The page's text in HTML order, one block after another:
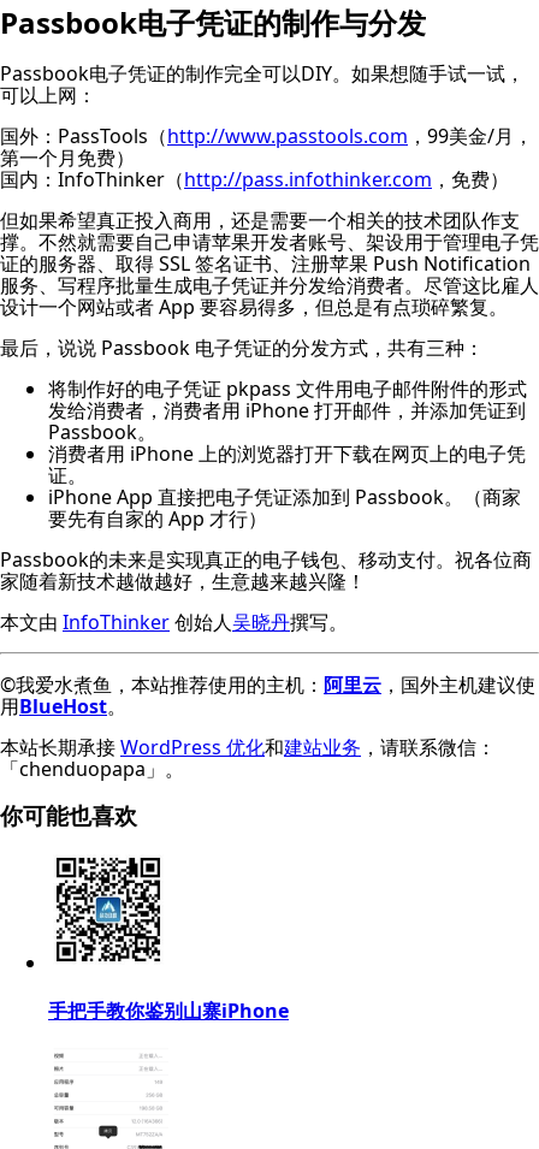
Passbook电子凭证的制作与分发
Passbook电子凭证的制作完全可以DIY。如果想随手试一试，
可以上网：
国外：PassTools（http://www.passtools.com ，99美金/月，
第一个月免费）
国内：InfoThinker（http://pass.infothinker.com ，免费）
但如果希望真正投入商用，还是需要一个相关的技术团队作支
撑。不然就需要自己申请苹果开发者账号、架设用于管理电子凭
证的服务器、取得 SSL 签名证书、注册苹果 Push Notification
服务、写程序批量生成电子凭证并分发给消费者。尽管这比雇人
设计一个网站或者 App 要容易得多，但总是有点琐碎繁复。
最后，说说 Passbook 电子凭证的分发方式，共有三种：
将制作好的电子凭证 pkpass 文件用电子邮件附件的形式
发给消费者，消费者用 iPhone 打开邮件，并添加凭证到
Passbook。
消费者用 iPhone 上的浏览器打开下载在网页上的电子凭
证。
iPhone App 直接把电子凭证添加到 Passbook。（商家
要先有自家的 App 才行）
Passbook的未来是实现真正的电子钱包、移动支付。祝各位商
家随着新技术越做越好，生意越来越兴隆！
本文由 InfoThinker创始人吴晓丹撰写。
©我爱水煮鱼，本站推荐使用的主机： 阿里云 ，国外主机建议使
用BlueHost。
本站长期承接WordPress 优化和建站业务 ，请联系微信：
「chenduopapa」。
你可能也喜欢
手把手教你鉴别山寨iPhone